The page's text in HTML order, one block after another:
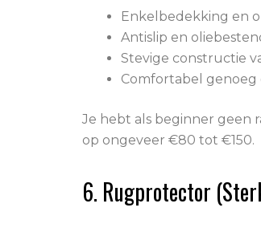
Enkelbedekking en
Antislip en
Stevige constructie
Comfortabel
Je hebt als beginner geen
op ongeveer €80 tot €150.
6. Rugprotector